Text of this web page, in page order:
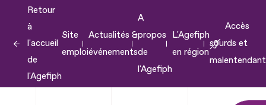
contenu
Retour
à
l'accueil
de
l'Agefiph
Site
emploi
Actualités &
événements
A
propos
de
l'Agefiph
L'Agefiph
en région
Accès
sourds et